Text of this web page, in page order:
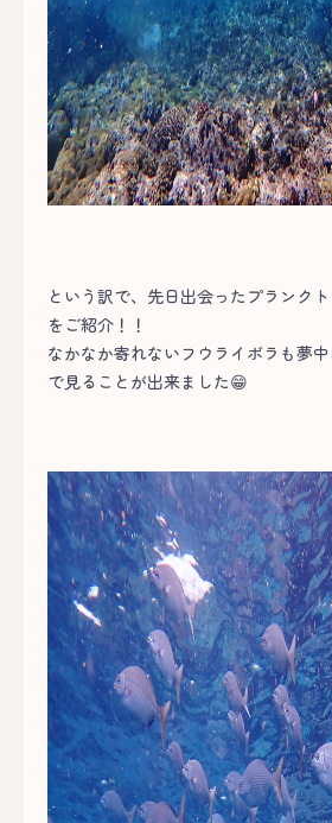
という訳で、先日出会ったプランク
をご紹介！！
なかなか寄れないフウライボラも夢
で見ることが出来ました😁